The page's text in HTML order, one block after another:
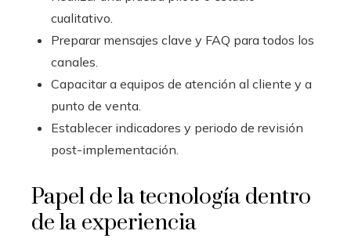
cualitativo.
Preparar mensajes clave y FAQ para todos los
canales.
Capacitar a equipos de atención al cliente y a
punto de venta.
Establecer indicadores y periodo de revisión
post-implementación.
Papel de la tecnología dentro
de la experiencia